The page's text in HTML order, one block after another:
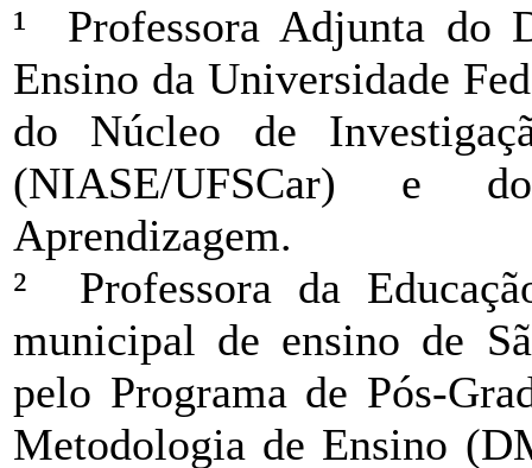
¹ Professora Adjunta do
Ensino da Universidade
do Núcleo de
(NIASE/UFSCar) e
Aprendizagem.
² Professora da
municipal de ensino de
pelo Programa de Pós-
Metodologia de Ensino